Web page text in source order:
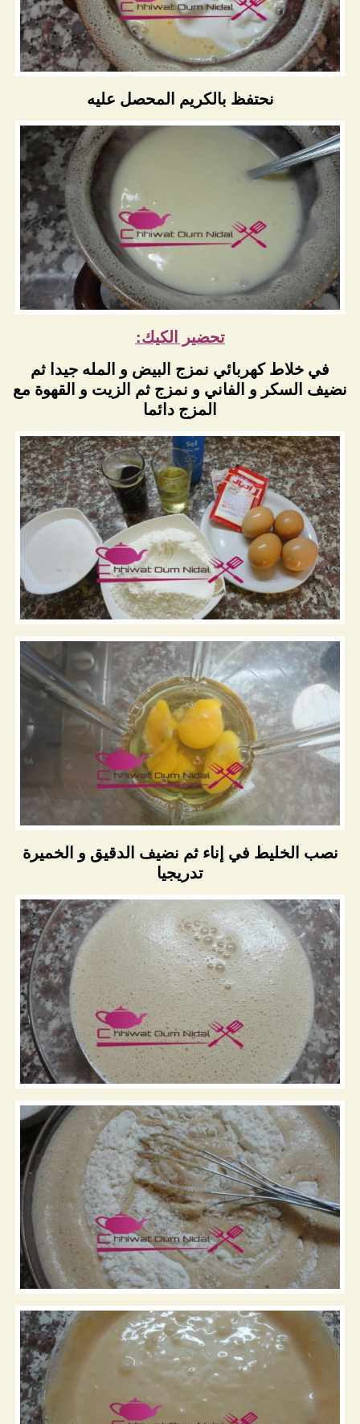
نحتفظ بالكريم المحصل عليه
تحضير الكيك:
في خلاط كهربائي نمزج البيض و المله جيدا ثم
نضيف السكر و الفاني و نمزج ثم الزيت و القهوة مع
المزج دائما
نصب الخليط في إناء ثم نضيف الدقيق و الخميرة
تدريجيا